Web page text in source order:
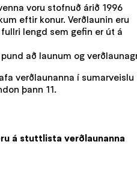
voru stofnuð árið 1996
eftir konur. Verðlaunin eru
lengd sem gefin er út á
að launum og
verðlaunanna í sumarveislu
þann 11.
á stuttlista verðlaunanna